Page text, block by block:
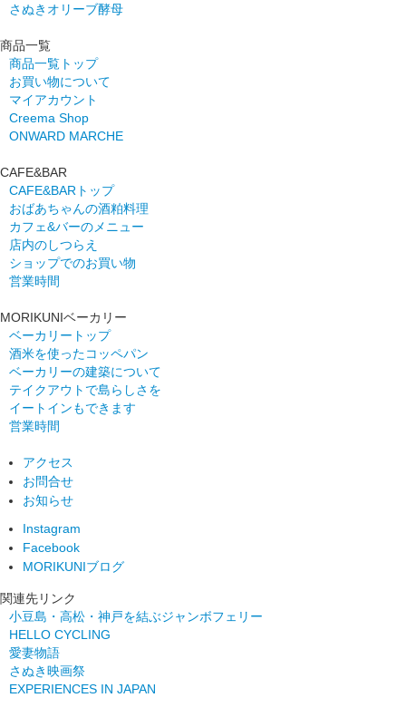
さぬきオリーブ酵母
商品一覧
商品一覧トップ
お買い物について
マイアカウント
Creema Shop
ONWARD MARCHE
CAFE&BAR
CAFE&BARトップ
おばあちゃんの酒粕料理
カフェ&バーのメニュー
店内のしつらえ
ショップでのお買い物
営業時間
MORIKUNIベーカリー
ベーカリートップ
酒米を使ったコッペパン
ベーカリーの建築について
テイクアウトで島らしさを
イートインもできます
営業時間
アクセス
お問合せ
お知らせ
Instagram
Facebook
MORIKUNIブログ
関連先リンク
小豆島・高松・神戸を結ぶジャンボフェリー
HELLO CYCLING
愛妻物語
さぬき映画祭
EXPERIENCES IN JAPAN